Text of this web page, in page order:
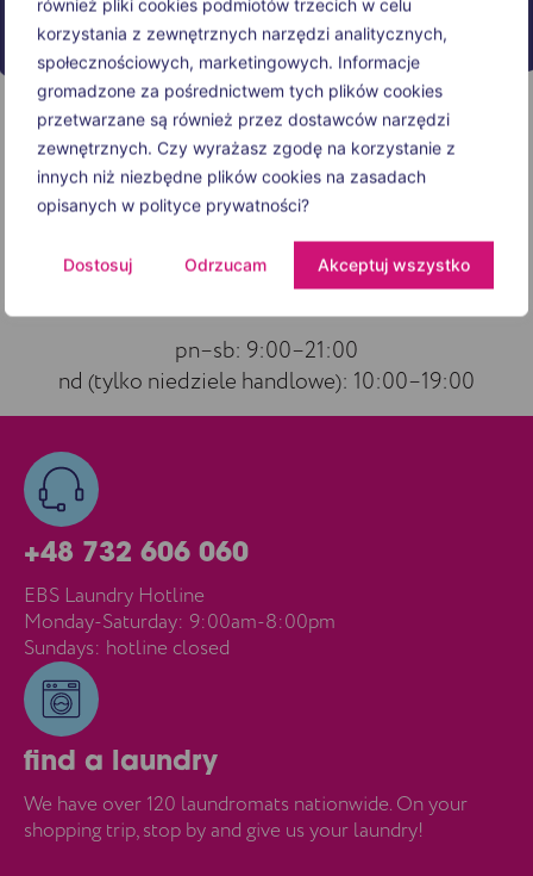
również pliki cookies podmiotów trzecich w celu
korzystania z zewnętrznych narzędzi analitycznych,
społecznościowych, marketingowych. Informacje
gromadzone za pośrednictwem tych plików cookies
przetwarzane są również przez dostawców narzędzi
zewnętrznych. Czy wyrażasz zgodę na korzystanie z
innych niż niezbędne plików cookies na zasadach
opisanych w polityce prywatności?
Dostosuj Odrzucam Akceptuj wszystko
Opening hours
pn–sb: 9:00–21:00
nd (tylko niedziele handlowe): 10:00–19:00
+48 732 606 060
EBS Laundry Hotline
Monday-Saturday: 9:00am-8:00pm
Sundays: hotline closed
find a laundry
We have over 120 laundromats nationwide. On your
shopping trip, stop by and give us your laundry!